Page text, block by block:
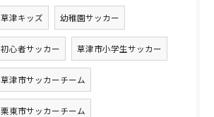
草津キッズ 幼稚園サッカー
初心者サッカー 草津市小学生サッカー
草津市サッカーチーム
栗東市サッカーチーム